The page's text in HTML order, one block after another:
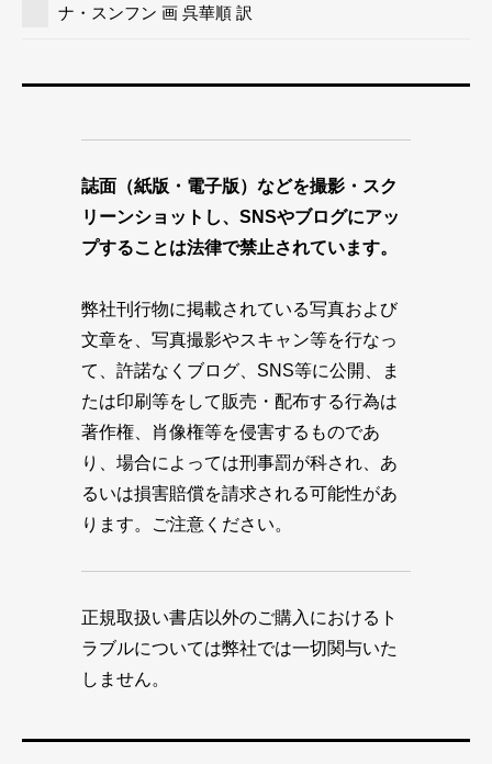
ナ・スンフン 画 呉華順 訳
誌面（紙版・電子版）などを撮影・スク
リーンショットし、SNSやブログにアッ
プすることは法律で禁止されています。
弊社刊行物に掲載されている写真および
文章を、写真撮影やスキャン等を行なっ
て、許諾なくブログ、SNS等に公開、ま
たは印刷等をして販売・配布する行為は
著作権、肖像権等を侵害するものであ
り、場合によっては刑事罰が科され、あ
るいは損害賠償を請求される可能性があ
ります。ご注意ください。
正規取扱い書店以外のご購入におけるト
ラブルについては弊社では一切関与いた
しません。